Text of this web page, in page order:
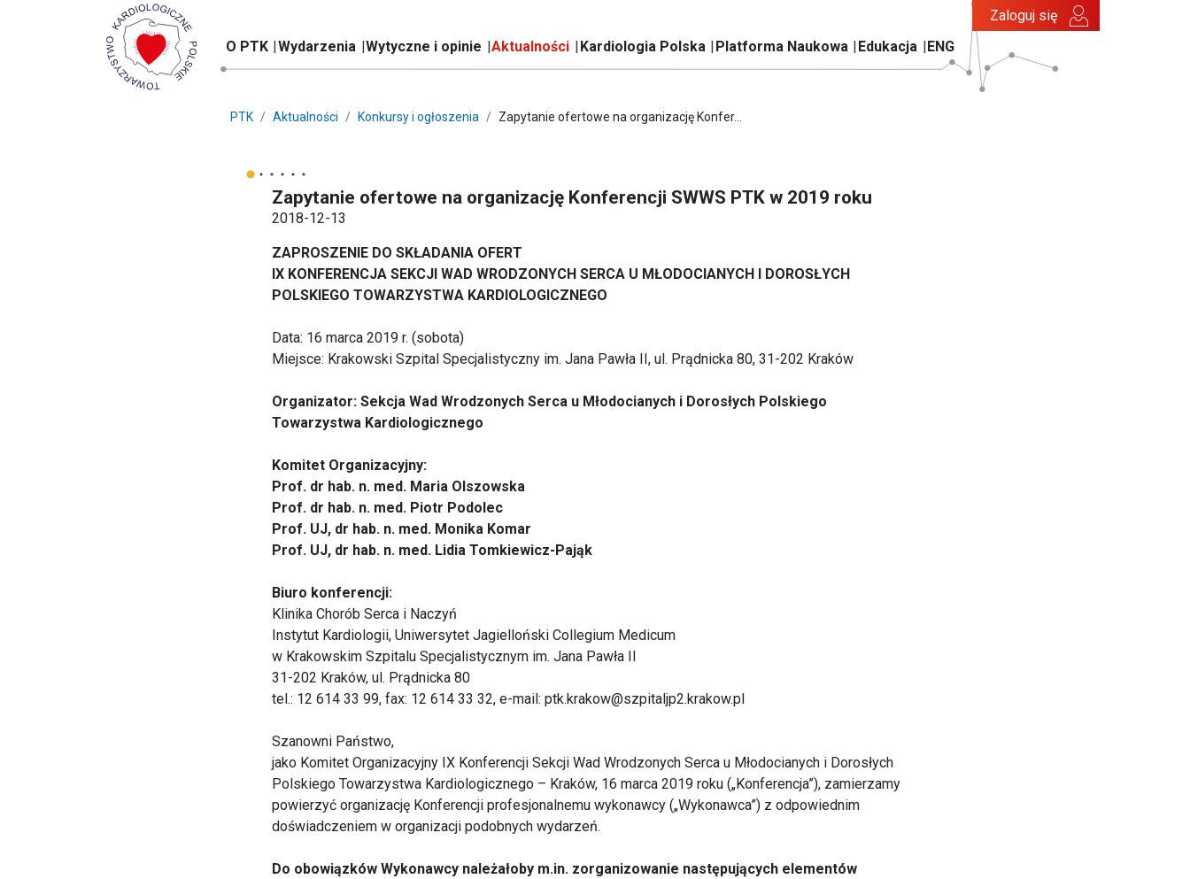
O PTK Wydarzenia Wytyczne i opinie Aktualności Kardiologia Polska Platforma Naukowa Edukacja ENG
Zaloguj się
PTK Aktualności Konkursy i ogłoszenia Zapytanie ofertowe na organizację Konfer...
Zapytanie ofertowe na organizację Konferencji SWWS PTK w 2019 roku
2018-12-13
ZAPROSZENIE DO SKŁADANIA OFERT
IX KONFERENCJA SEKCJI WAD WRODZONYCH SERCA U MŁODOCIANYCH I DOROSŁYCH
POLSKIEGO TOWARZYSTWA KARDIOLOGICZNEGO
Data: 16 marca 2019 r. (sobota)
Miejsce: Krakowski Szpital Specjalistyczny im. Jana Pawła II, ul. Prądnicka 80, 31-202 Kraków
Organizator: Sekcja Wad Wrodzonych Serca u Młodocianych i Dorosłych Polskiego
Towarzystwa Kardiologicznego
Komitet Organizacyjny:
Prof. dr hab. n. med. Maria Olszowska
Prof. dr hab. n. med. Piotr Podolec
Prof. UJ, dr hab. n. med. Monika Komar
Prof. UJ, dr hab. n. med. Lidia Tomkiewicz-Pająk
Biuro konferencji:
Klinika Chorób Serca i Naczyń
Instytut Kardiologii, Uniwersytet Jagielloński Collegium Medicum
w Krakowskim Szpitalu Specjalistycznym im. Jana Pawła II
31-202 Kraków, ul. Prądnicka 80
tel.: 12 614 33 99, fax: 12 614 33 32, e-mail: ptk.krakow@szpitaljp2.krakow.pl
Szanowni Państwo,
jako Komitet Organizacyjny IX Konferencji Sekcji Wad Wrodzonych Serca u Młodocianych i Dorosłych
Polskiego Towarzystwa Kardiologicznego – Kraków, 16 marca 2019 roku („Konferencja”), zamierzamy
powierzyć organizację Konferencji profesjonalnemu wykonawcy („Wykonawca”) z odpowiednim
doświadczeniem w organizacji podobnych wydarzeń.
Do obowiązków Wykonawcy należałoby m.in. zorganizowanie następujących elementów